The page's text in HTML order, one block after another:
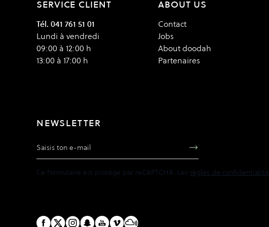
SERVICE CLIENT
Tél. 041 761 51 01
Lundi à vendredi
09:00 à 12:00 h
13:00 à 17:00 h
ABOUT US
Contact
Jobs
About doodah
Partenaires
NEWSLETTER
Adresse e-mail
Ce formulaire est protégé par reCAPTCHA. Les règles de confidentialité